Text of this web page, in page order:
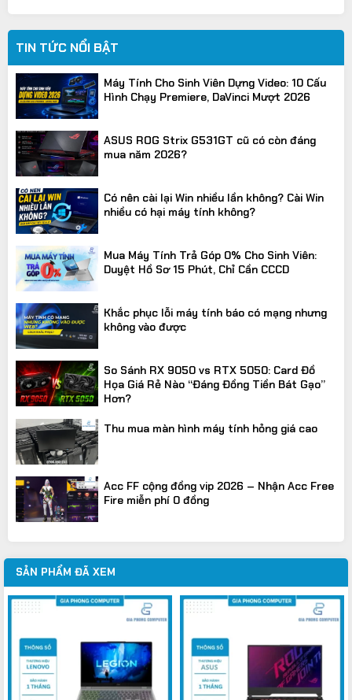
TIN TỨC NỔI BẬT
Máy Tính Cho Sinh Viên Dựng Video: 10 Cấu
Hình Chạy Premiere, DaVinci Mượt 2026
ASUS ROG Strix G531GT cũ có còn đáng
mua năm 2026?
Có nên cài lại Win nhiều lần không? Cài Win
nhiều có hại máy tính không?
Mua Máy Tính Trả Góp 0% Cho Sinh Viên:
Duyệt Hồ Sơ 15 Phút, Chỉ Cần CCCD
Khắc phục lỗi máy tính báo có mạng nhưng
không vào được
So Sánh RX 9050 vs RTX 5050: Card Đồ
Họa Giá Rẻ Nào “Đáng Đồng Tiền Bát Gạo”
Hơn?
Thu mua màn hình máy tính hỏng giá cao
Acc FF cộng đồng vip 2026 – Nhận Acc Free
Fire miễn phí 0 đồng
SẢN PHẨM ĐÃ XEM